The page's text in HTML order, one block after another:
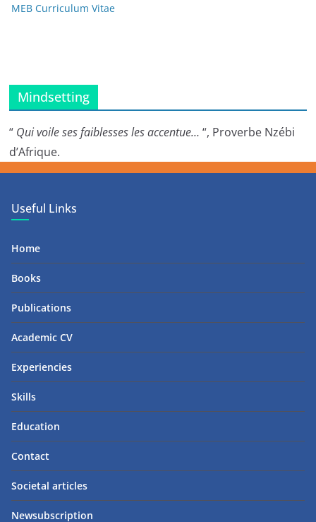
MEB Curriculum Vitae
Mindsetting
“ Qui voile ses faiblesses les accentue…“, Proverbe Nzébi
d’Afrique.
Useful Links
Home
Books
Publications
Academic CV
Experiencies
Skills
Education
Contact
Societal articles
Newsubscription